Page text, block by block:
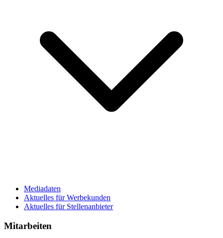
Mediadaten
Aktuelles für Werbekunden
Aktuelles für Stellenanbieter
Mitarbeiten